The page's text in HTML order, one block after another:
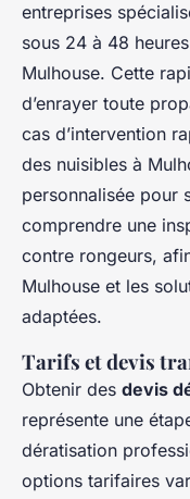
entreprises
sous 24 à 48
Mulhouse. Cette
d’enrayer toute
cas d’intervention
des nuisibles à
personnalisée pour
comprendre une
contre rongeurs,
Mulhouse et les
adaptées.
Tarifs et devis
Obtenir des devis
représente une
dératisation
options tarifaires